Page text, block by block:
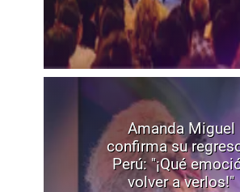
Amanda Miguel
confirma su
Perú: "¡Qué
volver a verlos!"